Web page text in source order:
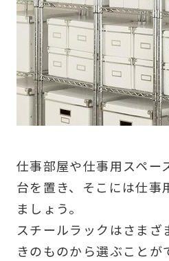
仕事部屋や仕事用スペー
台を置き、そこには仕事
ましょう。
スチールラックはさまざ
きのものから選ぶことが